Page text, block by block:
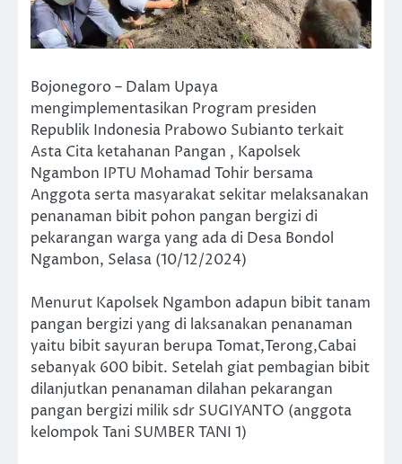
Bojonegoro – Dalam Upaya
mengimplementasikan Program presiden
Republik Indonesia Prabowo Subianto terkait
Asta Cita ketahanan Pangan , Kapolsek
Ngambon IPTU Mohamad Tohir bersama
Anggota serta masyarakat sekitar melaksanakan
penanaman bibit pohon pangan bergizi di
pekarangan warga yang ada di Desa Bondol
Ngambon, Selasa (10/12/2024)
Menurut Kapolsek Ngambon adapun bibit tanam
pangan bergizi yang di laksanakan penanaman
yaitu bibit sayuran berupa Tomat,Terong,Cabai
sebanyak 600 bibit. Setelah giat pembagian bibit
dilanjutkan penanaman dilahan pekarangan
pangan bergizi milik sdr SUGIYANTO (anggota
kelompok Tani SUMBER TANI 1)